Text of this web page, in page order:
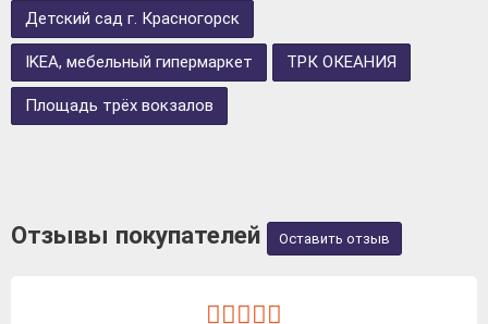
Детский сад г. Красногорск
IKEA, мебельный гипермаркет ТРК ОКЕАНИЯ
Площадь трёх вокзалов
Отзывы покупателей Оставить отзыв